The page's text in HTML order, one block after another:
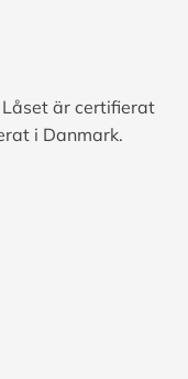
är certifierat
i Danmark.